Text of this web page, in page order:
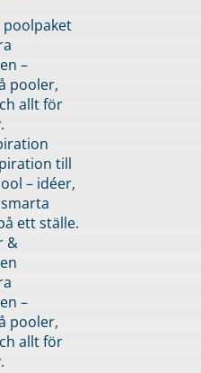
–
pooler,
allt för
till
– idéer,
ett ställe.
&
–
pooler,
allt för